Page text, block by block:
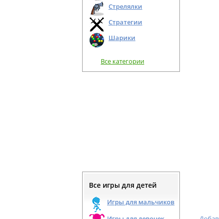
Стрелялки
Стратегии
Шарики
Все категории
Все игры для детей
Игры для мальчиков